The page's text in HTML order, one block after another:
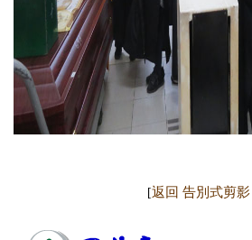
[返回 告別式剪影